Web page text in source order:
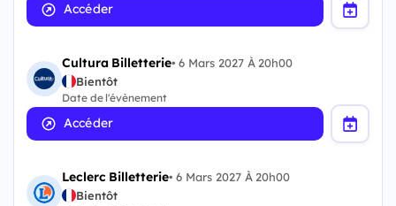
Accéder
Cultura Billetterie•6 Mars 2027 À 20h00
Bientôt
Date de l'évènement
Accéder
Leclerc Billetterie•6 Mars 2027 À 20h00
Bientôt